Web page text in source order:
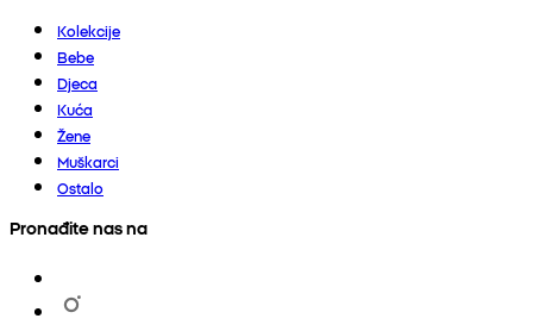
Kolekcije
Bebe
Djeca
Kuća
Žene
Muškarci
Ostalo
Pronađite nas na